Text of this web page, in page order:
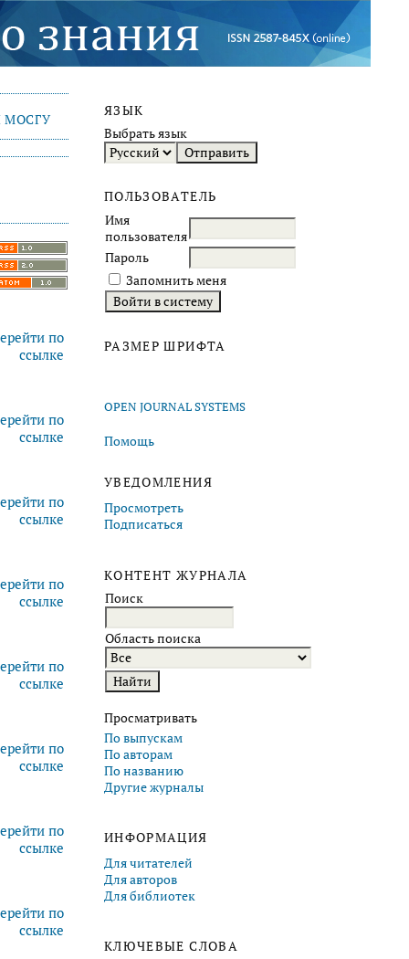
ЯЗЫК
Выбрать язык
ПОЛЬЗОВАТЕЛЬ
Имя
пользователя
Пароль
Запомнить меня
РАЗМЕР ШРИФТА
OPEN JOURNAL SYSTEMS
Помощь
УВЕДОМЛЕНИЯ
Просмотреть
Подписаться
КОНТЕНТ ЖУРНАЛА
Поиск
Область поиска
Просматривать
По выпускам
По авторам
По названию
Другие журналы
ИНФОРМАЦИЯ
Для читателей
Для авторов
Для библиотек
КЛЮЧЕВЫЕ СЛОВА
по
ссылке
по
ссылке
по
ссылке
по
ссылке
по
ссылке
по
ссылке
по
ссылке
по
ссылке